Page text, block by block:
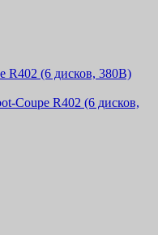
Coupe R402 (6 дисков,